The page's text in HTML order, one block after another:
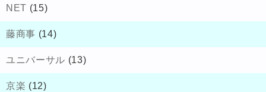
NET (15)
藤商事 (14)
ユニバーサル (13)
京楽 (12)